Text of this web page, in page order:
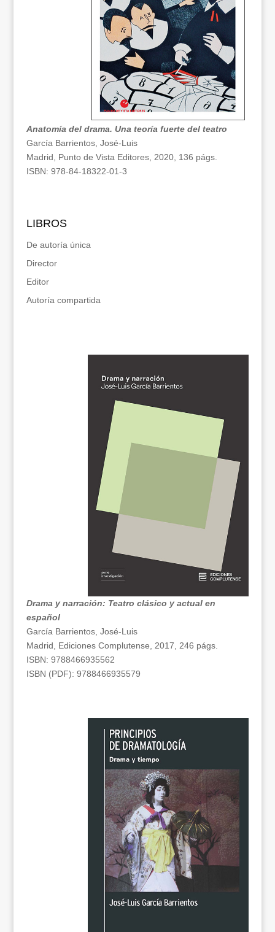
Anatomía del drama. Una teoría fuerte del teatro
García Barrientos, José-Luis
Madrid, Punto de Vista Editores, 2020, 136 págs.
ISBN: 978-84-18322-01-3
LIBROS
De autoría única
Director
Editor
Autoría compartida
Drama y narración: Teatro clásico y actual en
español
García Barrientos, José-Luis
Madrid, Ediciones Complutense, 2017, 246 págs.
ISBN: 9788466935562
ISBN (PDF): 9788466935579